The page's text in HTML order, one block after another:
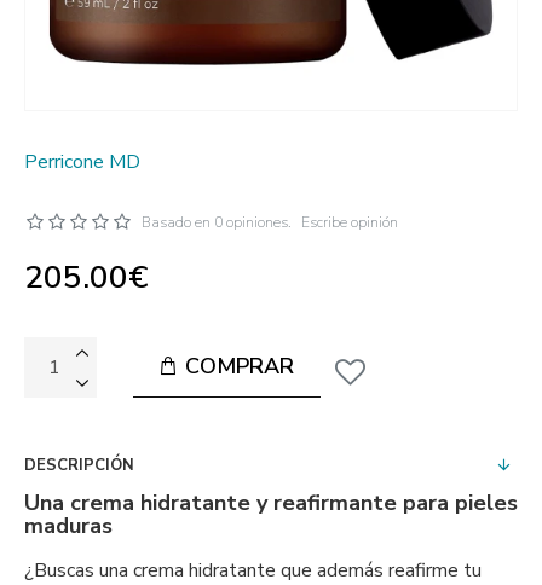
Perricone MD
Basado en 0 opiniones. Escribe opinión
205.00€
COMPRAR
DESCRIPCIÓN
Una crema hidratante y reafirmante para pieles
maduras
¿Buscas una crema hidratante que además reafirme tu